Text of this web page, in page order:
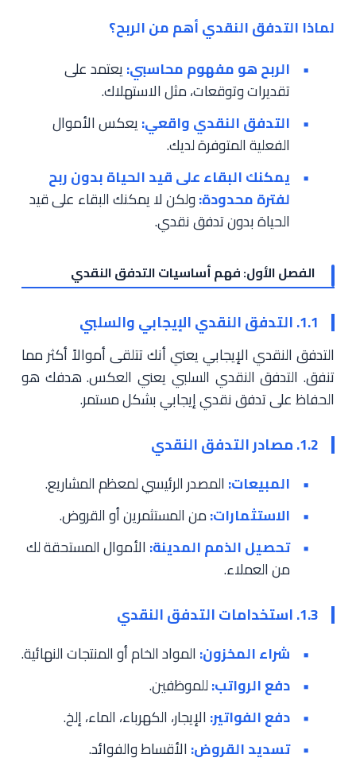
لماذا التدفق النقدي أهم من الربح؟
الربح هو مفهوم محاسبي:يعتمد على
تقديرات وتوقعات، مثل الاستهلاك.
التدفق النقدي واقعي:يعكس الأموال
الفعلية المتوفرة لديك.
يمكنك البقاء على قيد الحياة بدون ربح
لفترة محدودة:ولكن لا يمكنك البقاء على قيد
الحياة بدون تدفق نقدي.
الفصل الأول: فهم أساسيات التدفق النقدي
1.1. التدفق النقدي الإيجابي والسلبي
التدفق النقدي الإيجابي يعني أنك تتلقى أموالاً أكثر مما
تنفق. التدفق النقدي السلبي يعني العكس. هدفك هو
الحفاظ على تدفق نقدي إيجابي بشكل مستمر.
1.2. مصادر التدفق النقدي
المبيعات: المصدر الرئيسي لمعظم المشاريع.
الاستثمارات:من المستثمرين أو القروض.
تحصيل الذمم المدينة: الأموال المستحقة لك
من العملاء.
1.3. استخدامات التدفق النقدي
شراء المخزون: المواد الخام أو المنتجات النهائية.
دفع الرواتب:للموظفين.
دفع الفواتير: الإيجار، الكهرباء، الماء، إلخ.
تسديد القروض: الأقساط والفوائد.